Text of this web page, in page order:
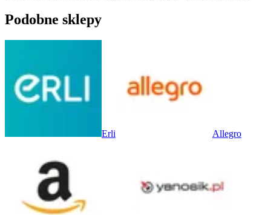
Podobne sklepy
Erli Allegro